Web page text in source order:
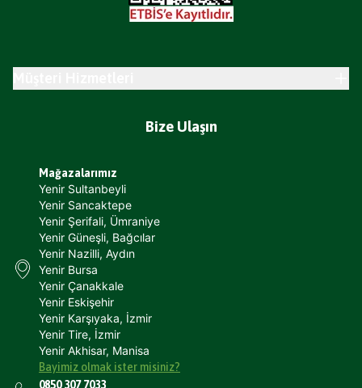
Bize Ulaşın
Mağazalarımız
Yenir Sultanbeyli
Yenir Sancaktepe
Yenir Şerifali, Ümraniye
Yenir Güneşli, Bağcılar
Yenir Nazilli, Aydın
Yenir Bursa
Yenir Çanakkale
Yenir Eskişehir
Yenir Karşıyaka, İzmir
Yenir Tire, İzmir
Yenir Akhisar, Manisa
Bayimiz olmak ister misiniz?
0850 307 7033